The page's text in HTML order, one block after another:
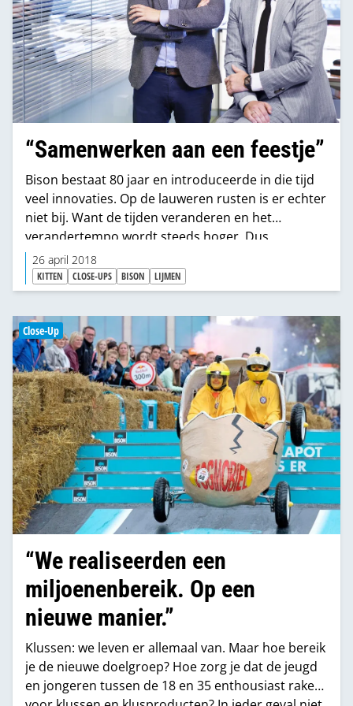
“Samenwerken aan een feestje”
Bison bestaat 80 jaar en introduceerde in die tijd
veel innovaties. Op de lauweren rusten is er echter
niet bij. Want de tijden veranderen en het
verandertempo wordt steeds hoger. Dus
innoveert de fabrikant er lustig op los en zoekt hij
nieuwe manieren van samenwerking en
communicatie. “Aansluiting houden bij de
consument en hem enthousiast maken voor de
klus. Da’s toch het mooiste?”
26 april 2018
KITTEN CLOSE-UPS BISON LIJMEN
Close-Up
“We realiseerden een
miljoenenbereik. Op een
nieuwe manier.”
Klussen: we leven er allemaal van. Maar hoe bereik
je de nieuwe doelgroep? Hoe zorg je dat de jeugd
en jongeren tussen de 18 en 35 enthousiast raken